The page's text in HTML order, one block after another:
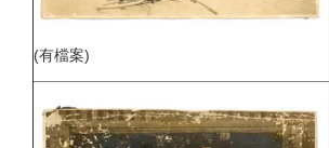
(有檔案)